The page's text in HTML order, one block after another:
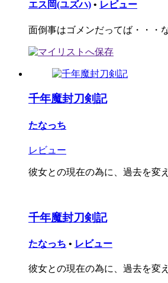
エス岡(ユズハ) • レビュー
面倒事はゴメンだってば・・・
千年魔封刀剣記
たなっち
レビュー
彼女との現在の為に、過去を変え
千年魔封刀剣記
たなっち • レビュー
彼女との現在の為に、過去を変え